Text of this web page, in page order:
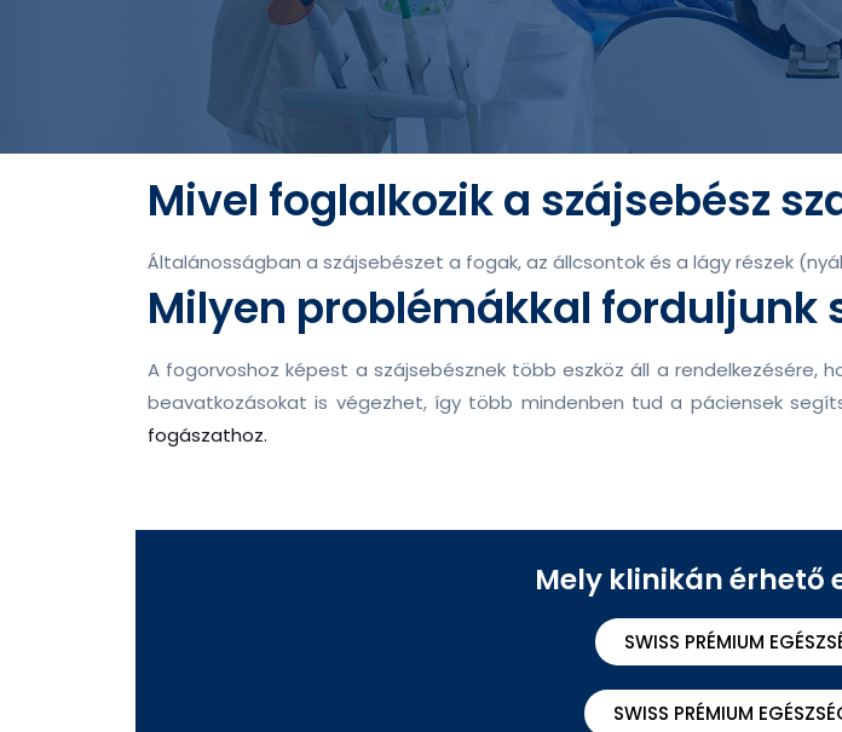
Mivel foglalkozik a szájsebész
Általánosságban a szájsebészet a fogak, az állcsontok és a lágy részek
Milyen problémákkal forduljunk
A fogorvoshoz képest a szájsebésznek több eszköz áll a rendelkezésére,
beavatkozásokat is végezhet, így több mindenben tud a páciensek
fogászathoz.
Mely klinikán érhető
SWISS PRÉMIUM
SWISS PRÉMIUM